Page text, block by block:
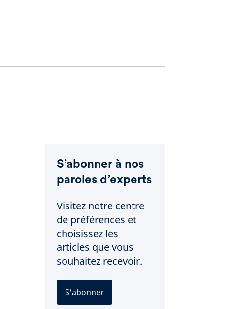
S’abonner à nos
paroles d’experts
Visitez notre centre
de préférences et
choisissez les
articles que vous
souhaitez recevoir.
S'abonner